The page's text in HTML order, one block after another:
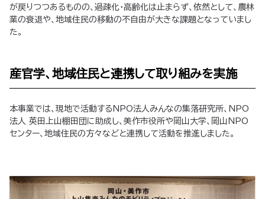
が戻りつつあるものの、過疎化・高齢化は止まらず、依然として、農林
業の衰退や、地域住民の移動の不自由が大きな課題となっていまし
た。
産官学、地域住民と連携して取り組みを実施
本事業では、現地で活動するNPO法人みんなの集落研究所、NPO
法人 英田上山棚田団に助成し、美作市役所や岡山大学、岡山NPO
センター、地域住民の方々などと連携して活動を推進しました。